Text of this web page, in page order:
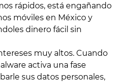
rápidos, está engañando
móviles en México y
dinero fácil sin
muy altos. Cuando
activa una fase
sus datos personales,